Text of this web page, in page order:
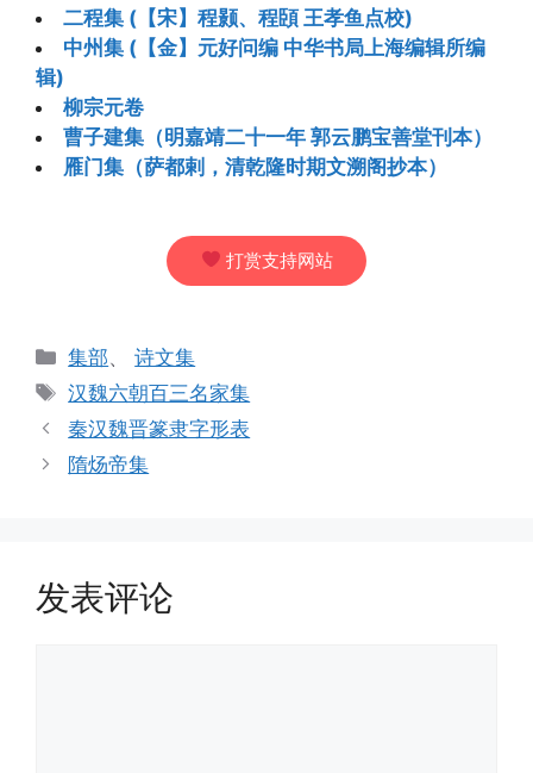
二程集 (【宋】程颢、程頣 王孝鱼点校)
中州集 (【金】元好问编 中华书局上海编辑所编
辑)
柳宗元卷
曹子建集（明嘉靖二十一年 郭云鹏宝善堂刊本）
雁门集（萨都剌，清乾隆时期文溯阁抄本）
打赏支持网站
分
类
集部、诗文集
标
签
汉魏六朝百三名家集
秦汉魏晋篆隶字形表
隋炀帝集
发表评论